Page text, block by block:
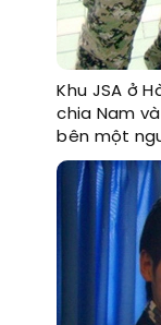
Khu JSA ở
chia Nam
bên một